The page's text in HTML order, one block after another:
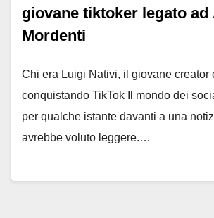
giovane tiktoker legato ad
Mordenti
Chi era Luigi Nativi, il giovane creator
conquistando TikTok Il mondo dei
per qualche istante davanti a una
avrebbe voluto leggere.…